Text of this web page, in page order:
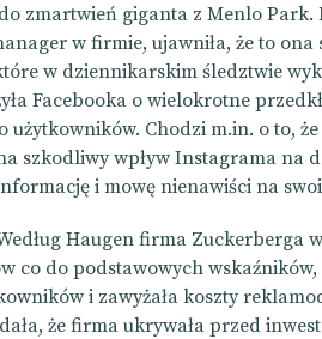
zmartwień giganta z Menlo Park.
w firmie, ujawniła, że to
w dziennikarskim śledztwie
Facebooka o wielokrotne
użytkowników. Chodzi m.in. o to,
szkodliwy wpływ Instagrama na
i mowę nienawiści na
Haugen firma Zuckerberga
co do podstawowych
i zawyżała koszty
że firma ukrywała przed